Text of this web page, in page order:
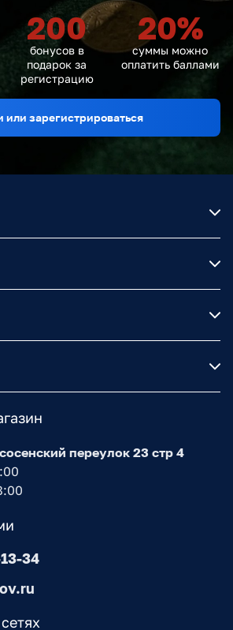
200
бонусов в
подарок за
регистрацию
20%
суммы можно
оплатить баллами
или зарегистрироваться
переулок 23 стр 4
34